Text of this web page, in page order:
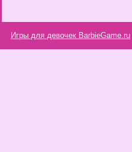
Игры для девочек BarbieGame.ru